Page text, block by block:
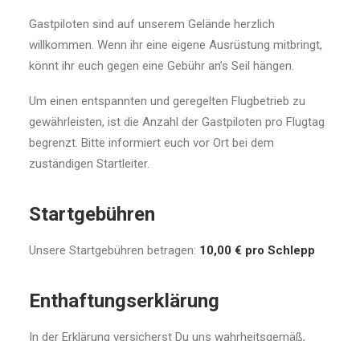
Gastpiloten sind auf unserem Gelände herzlich
willkommen. Wenn ihr eine eigene Ausrüstung mitbringt,
könnt ihr euch gegen eine Gebühr an’s Seil hängen.
Um einen entspannten und geregelten Flugbetrieb zu
gewährleisten, ist die Anzahl der Gastpiloten pro Flugtag
begrenzt. Bitte informiert euch vor Ort bei dem
zuständigen Startleiter.
Startgebühren
Unsere Startgebühren betragen: 10,00 € pro Schlepp
Enthaftungserklärung
In der Erklärung versicherst Du uns wahrheitsgemäß,